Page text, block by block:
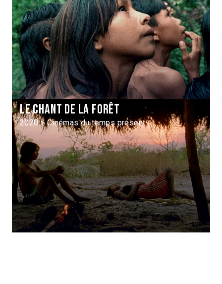
Le Chant de la forêt
2020 > Cinémas du temps présent